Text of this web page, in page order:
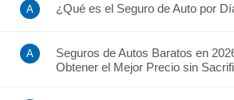
¿Qué es el Seguro de Auto por
Seguros de Autos Baratos en
Obtener el Mejor Precio sin